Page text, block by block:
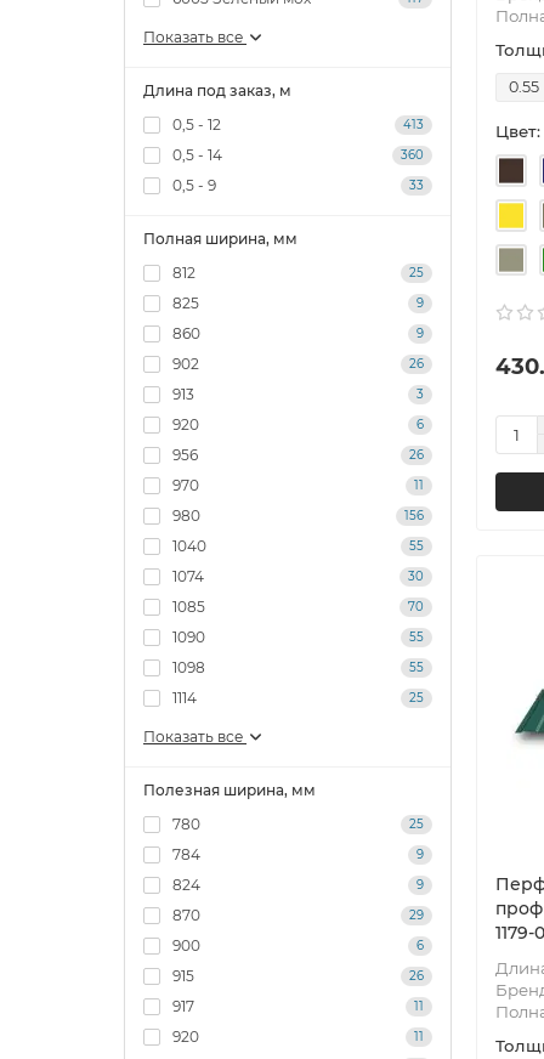
Показать все
Длина под заказ, м
0,5 - 12
413
0,5 - 14 360
0,5 - 9 33
Полная ширина, мм
812
25
825 9
860 9
902 26
913 3
920 6
956 26
970 11
980 156
1040 55
1074 30
1085 70
1090 55
1098 55
1114 25
Показать все
Полезная ширина, мм
780
25
784 9
824 9
870 29
900 6
915 26
917 11
920 11
0.55
Цвет: